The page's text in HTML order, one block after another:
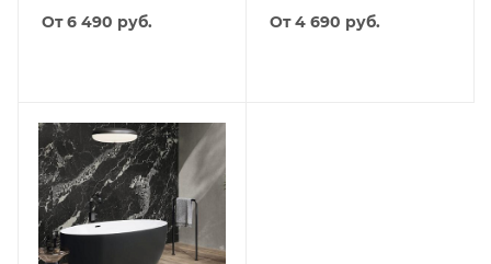
От 6 490 руб.
От 4 690 руб.